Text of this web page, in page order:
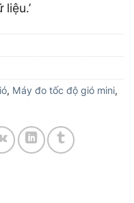
, Máy đo tốc độ gió mini,